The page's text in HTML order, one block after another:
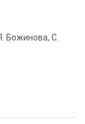
Божинова, С.